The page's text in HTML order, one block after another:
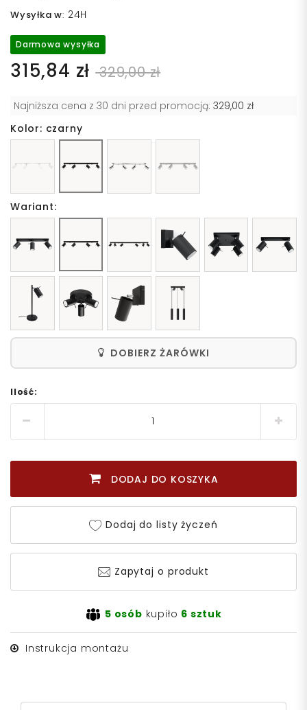
Wysyłka w: 24H
Darmowa wysyłka
315,84 zł 329,00 zł
Najniższa cena z 30 dni przed promocją: 329,00 zł
Kolor: czarny
Wariant:
DOBIERZ ŻARÓWKI
Ilość:
DODAJ DO KOSZYKA
Dodaj do listy życzeń
Zapytaj o produkt
5 osób kupiło 6 sztuk
Instrukcja montażu